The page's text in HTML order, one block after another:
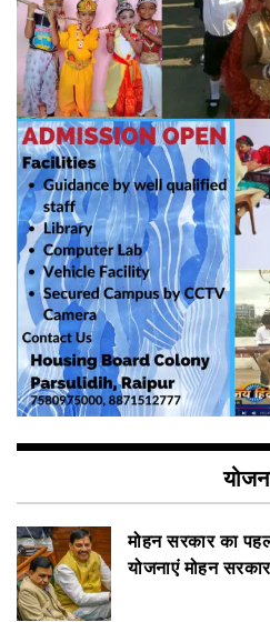
मोहन सरकार का
योजनाएं मोहन